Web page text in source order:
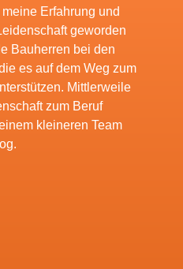
Erfahrung und
geworden
Bauherren bei den
es auf dem Weg zum
Mittlerweile
zum Beruf
kleineren Team